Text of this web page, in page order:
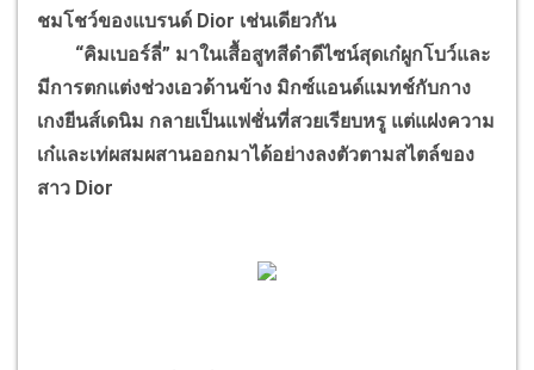
ชมโชว์ของแบรนด์ Dior เช่นเดียวกัน
“คิมเบอร์ลี่” มาในเสื้อสูทสีดำดีไซน์สุดเก๋ผูกโบว์และ
มีการตกแต่งช่วงเอวด้านข้าง มิกซ์แอนด์แมทช์กับกาง
เกงยีนส์เดนิม กลายเป็นแฟชั่นที่สวยเรียบหรู แต่แฝงความ
เก๋และเท่ผสมผสานออกมาได้อย่างลงตัวตามสไตล์ของ
สาว Dior